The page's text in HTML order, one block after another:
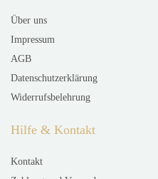
Über uns
Impressum
AGB
Datenschutzerklärung
Widerrufsbelehrung
Hilfe & Kontakt
Kontakt